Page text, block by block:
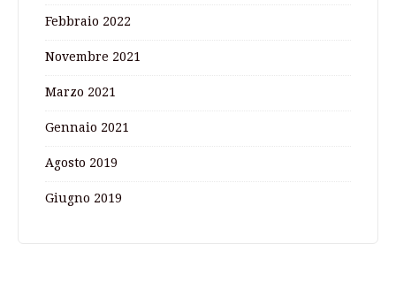
Febbraio 2022
Novembre 2021
Marzo 2021
Gennaio 2021
Agosto 2019
Giugno 2019